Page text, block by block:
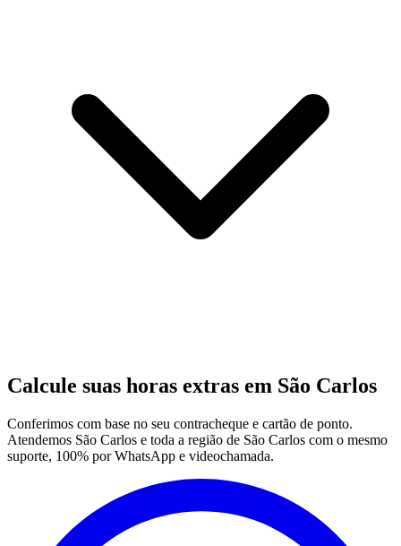
Calcule suas horas extras em São Carlos
Conferimos com base no seu contracheque e cartão de ponto.
Atendemos São Carlos e toda a região de São Carlos com o mesmo
suporte, 100% por WhatsApp e videochamada.